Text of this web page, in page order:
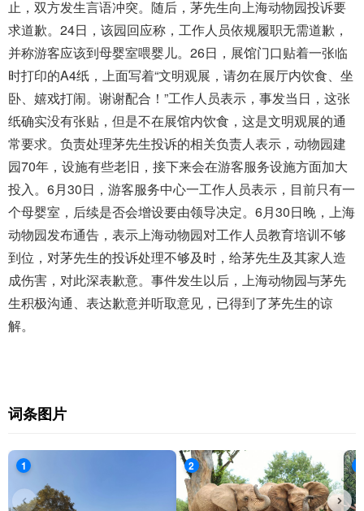
止，双方发生言语冲突。随后，茅先生向上海动物园投诉要
求道歉。24日，该园回应称，工作人员依规履职无需道歉，
并称游客应该到母婴室喂婴儿。26日，展馆门口贴着一张临
时打印的A4纸，上面写着“文明观展，请勿在展厅内饮食、坐
卧、嬉戏打闹。谢谢配合！”工作人员表示，事发当日，这张
纸确实没有张贴，但是不在展馆内饮食，这是文明观展的通
常要求。负责处理茅先生投诉的相关负责人表示，动物园建
园70年，设施有些老旧，接下来会在游客服务设施方面加大
投入。6月30日，游客服务中心一工作人员表示，目前只有一
个母婴室，后续是否会增设要由领导决定。6月30日晚，上海
动物园发布通告，表示上海动物园对工作人员教育培训不够
到位，对茅先生的投诉处理不够及时，给茅先生及其家人造
成伤害，对此深表歉意。事件发生以后，上海动物园与茅先
生积极沟通、表达歉意并听取意见，已得到了茅先生的谅
解。
词条图片
1 2